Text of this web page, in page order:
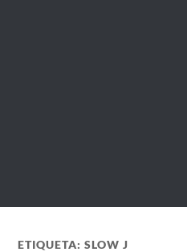
ETIQUETA:SLOW J